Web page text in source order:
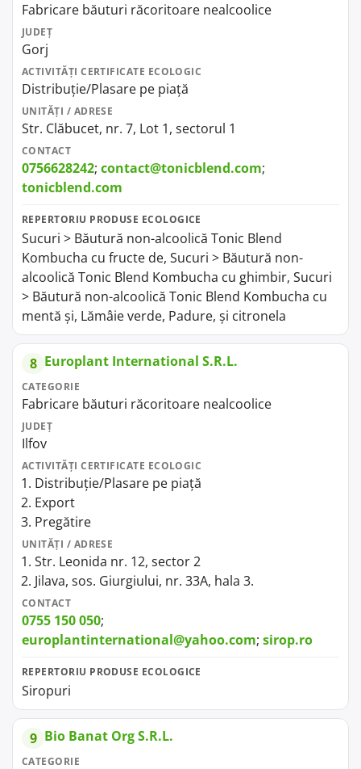
Fabricare băuturi răcoritoare nealcoolice
JUDEȚ
Gorj
ACTIVITĂȚI CERTIFICATE ECOLOGIC
Distribuție/Plasare pe piață
UNITĂȚI / ADRESE
Str. Clăbucet, nr. 7, Lot 1, sectorul 1
CONTACT
0756628242; contact@tonicblend.com;
tonicblend.com
REPERTORIU PRODUSE ECOLOGICE
Sucuri > Băutură non-alcoolică Tonic Blend
Kombucha cu fructe de, Sucuri > Băutură non-
alcoolică Tonic Blend Kombucha cu ghimbir, Sucuri
> Băutură non-alcoolică Tonic Blend Kombucha cu
mentă și, Lămâie verde, Padure, și citronela
8 Europlant International S.R.L.
CATEGORIE
Fabricare băuturi răcoritoare nealcoolice
JUDEȚ
Ilfov
ACTIVITĂȚI CERTIFICATE ECOLOGIC
Distribuție/Plasare pe piață
Export
Pregătire
UNITĂȚI / ADRESE
Str. Leonida nr. 12, sector 2
Jilava, sos. Giurgiului, nr. 33A, hala 3.
CONTACT
0755 150 050;
europlantinternational@yahoo.com; sirop.ro
REPERTORIU PRODUSE ECOLOGICE
Siropuri
9 Bio Banat Org S.R.L.
CATEGORIE